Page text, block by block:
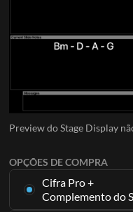
OPÇÕES DE COMPRA
Cifra Pro +
Complemento do
Preview do Stage Display